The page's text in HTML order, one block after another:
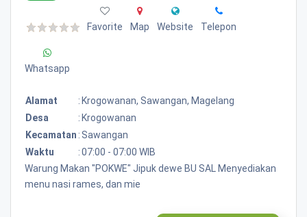
Favorite Map Website Telepon
Whatsapp
Alamat : Krogowanan, Sawangan, Magelang
Desa
: Krogowanan
Kecamatan : Sawangan
Waktu
:07:00 - 07:00 WIB
Warung Makan "POKWE" Jipuk dewe BU SAL Menyediakan
menu nasi rames, dan mie